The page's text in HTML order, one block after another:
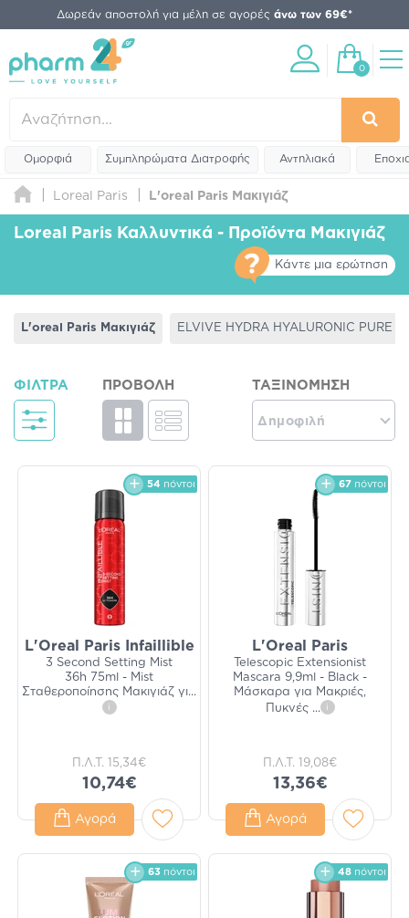
Δωρεάν αποστολή για μέλη σε αγορές άνω των 69€*
0
Ομορφιά Συμπληρώματα Διατροφής Αντηλιακά
Loreal Paris L'oreal Paris Μακιγιάζ
Loreal Paris Καλλυντικά - Προϊόντα Μακιγιάζ
Κάντε μια ερώτηση
L'oreal Paris Μακιγιάζ ELVIVE HYDRA HYALURONIC PURE
ΦΊΛΤΡΑ ΠΡΟΒΟΛΉ ΤΑΞΙΝΌΜΗΣΗ
Δημοφιλή
54 πόντοι
L'Oreal Paris Infaillible
3 Second Setting Mist
36h 75ml - Mist
Σταθεροποίησης Μακιγιάζ γι...
i
Π.Λ.Τ. 15,34€
10,74€
Αγορά
67 πόντοι
L'Oreal Paris
Telescopic Extensionist
Mascara 9,9ml - Black -
Μάσκαρα για Μακριές,
Πυκνές ... i
Π.Λ.Τ. 19,08€
13,36€
Αγορά
63 πόντοι 48 πόντοι